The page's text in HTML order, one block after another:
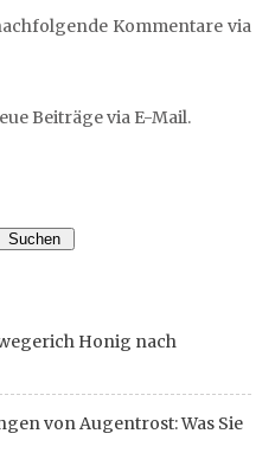
Kommentare via
Beiträge via E-Mail.
Suchen
Honig nach
von Augentrost: Was Sie